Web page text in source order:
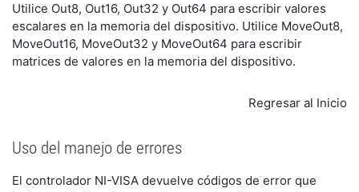
Utilice Out8, Out16, Out32 y Out64 para escribir valores
escalares en la memoria del dispositivo. Utilice MoveOut8,
MoveOut16, MoveOut32 y MoveOut64 para escribir
matrices de valores en la memoria del dispositivo.
Regresar al Inicio
Uso del manejo de errores
El controlador NI-VISA devuelve códigos de error que